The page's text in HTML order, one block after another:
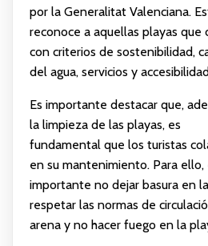
por la Generalitat Valenciana.
reconoce a aquellas playas que
con criterios de sostenibilidad,
del agua, servicios y
Es importante destacar que,
la limpieza de las playas, es
fundamental que los turistas
en su mantenimiento. Para ello,
importante no dejar basura en
respetar las normas de
arena y no hacer fuego en la